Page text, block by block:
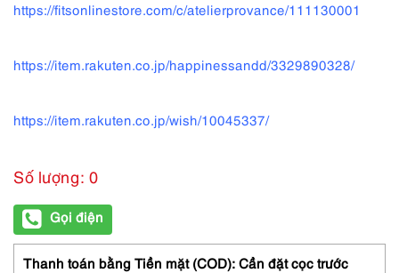
https://fitsonlinestore.com/c/atelierprovance/111130001
https://item.rakuten.co.jp/happinessandd/3329890328/
https://item.rakuten.co.jp/wish/10045337/
Số lượng: 0
Gọi điện
Thanh toán bằng Tiền mặt (COD): Cần đặt cọc trước